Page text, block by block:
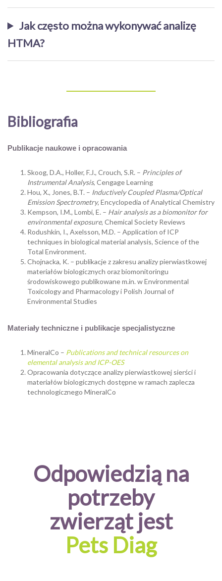
Jak często można wykonywać analizę
HTMA?
Bibliografia
Publikacje naukowe i opracowania
Skoog, D.A., Holler, F.J., Crouch, S.R. – Principles of
Instrumental Analysis, Cengage Learning
Hou, X., Jones, B.T. – Inductively Coupled Plasma/Optical
Emission Spectrometry, Encyclopedia of Analytical Chemistry
Kempson, I.M., Lombi, E. – Hair analysis as a biomonitor for
environmental exposure, Chemical Society Reviews
Rodushkin, I., Axelsson, M.D. – Application of ICP
techniques in biological material analysis, Science of the
Total Environment.
Chojnacka, K. – publikacje z zakresu analizy pierwiastkowej
materiałów biologicznych oraz biomonitoringu
środowiskowego publikowane m.in. w Environmental
Toxicology and Pharmacology i Polish Journal of
Environmental Studies
Materiały techniczne i publikacje specjalistyczne
MineralCo – Publications and technical resources on
elemental analysis and ICP-OES
Opracowania dotyczące analizy pierwiastkowej sierści i
materiałów biologicznych dostępne w ramach zaplecza
technologicznego MineralCo
Odpowiedzią na
potrzeby
zwierząt jest
Pets Diag